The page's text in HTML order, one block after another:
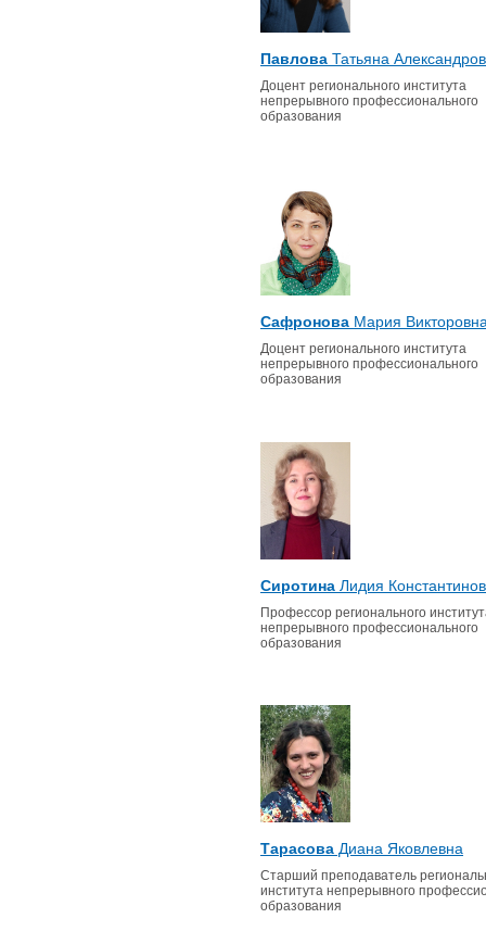
Павлова Татьяна
Доцент регионального института
непрерывного профессионального
образования
Сафронова Мария
Доцент регионального института
непрерывного профессионального
образования
Сиротина Лидия
Профессор регионального
непрерывного профессионального
образования
Тарасова Диана Яковлевна
Старший преподаватель
института непрерывного
образования